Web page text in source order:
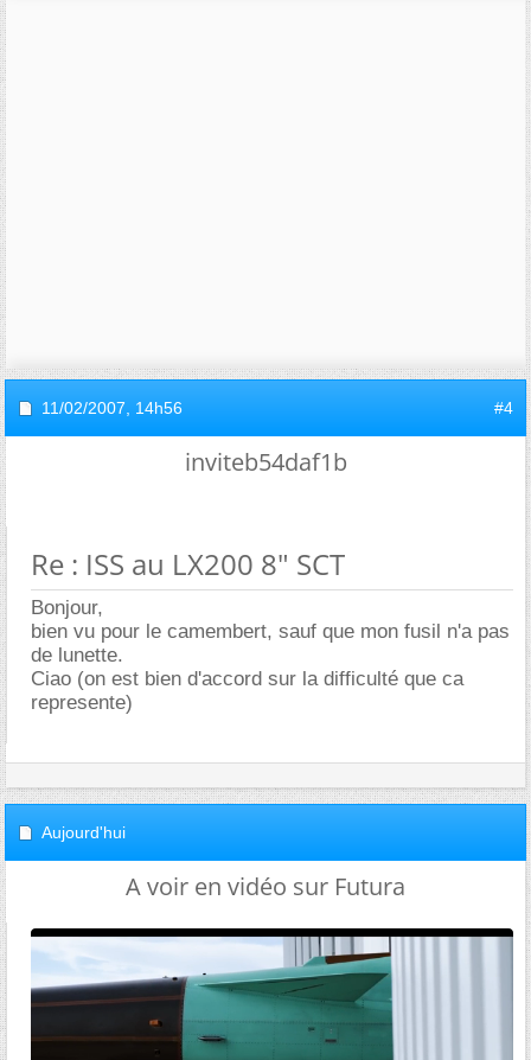
11/02/2007, 14h56 #4
inviteb54daf1b
Re : ISS au LX200 8" SCT
Bonjour,
bien vu pour le camembert, sauf que mon fusil n'a pas
de lunette.
Ciao (on est bien d'accord sur la difficulté que ca
represente)
Aujourd'hui
A voir en vidéo sur Futura